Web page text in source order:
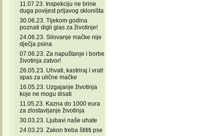
11.07.23. Inspekciju ne brine
duga povijest prljavog skloništa
30.06.23. Tijekom godina
poznati digli glas za životinje!
24.06.23. Silovanje mačke nije
dječja psina
07.06.23. Za napuštanje i borbe
životinja zatvor!
26.05.23. Uhvati, kastriraj i vrati:
spas za ulične mačke
16.05.23. Uzgajanje životinja
koje ne mogu disati
11.05.23. Kazna do 1000 eura
za zlostavljanje životinja
30.03.23. Ljubavi naše uhate
24.03.23. Zakon treba štititi pse